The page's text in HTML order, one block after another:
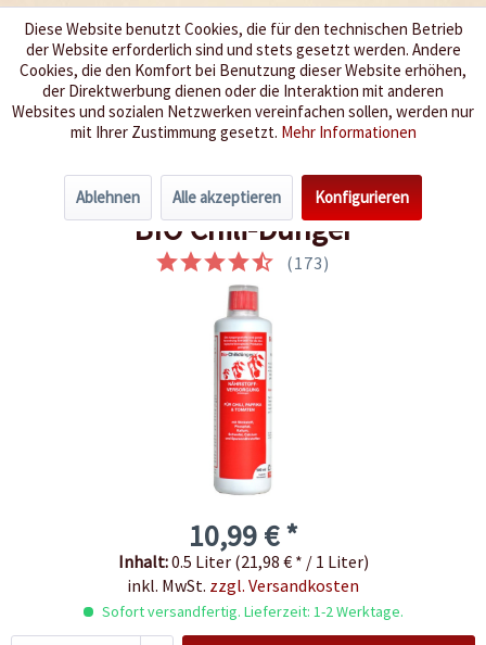
Wir würzen Ihr Leben
Menü
Übersicht Dünger
BIO Chili-Dünger
(173)
10,99 € *
Inhalt:0.5 Liter (21,98 € * / 1 Liter)
inkl. MwSt. zzgl. Versandkosten
Sofort versandfertig. Lieferzeit: 1-2 Werktage.
Diese Website benutzt Cookies, die für den technischen Betrieb
der Website erforderlich sind und stets gesetzt werden. Andere
Cookies, die den Komfort bei Benutzung dieser Website erhöhen,
der Direktwerbung dienen oder die Interaktion mit anderen
Websites und sozialen Netzwerken vereinfachen sollen, werden nur
mit Ihrer Zustimmung gesetzt. Mehr Informationen
Ablehnen Alle akzeptieren Konfigurieren